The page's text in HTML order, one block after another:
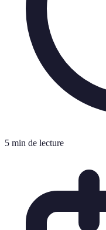
5 min de lecture